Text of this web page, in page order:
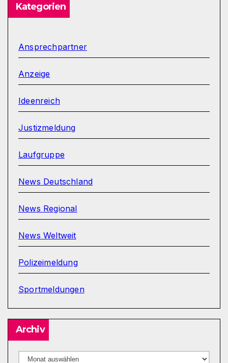
Kategorien
Ansprechpartner
Anzeige
Ideenreich
Justizmeldung
Laufgruppe
News Deutschland
News Regional
News Weltweit
Polizeimeldung
Sportmeldungen
Archiv
Archiv